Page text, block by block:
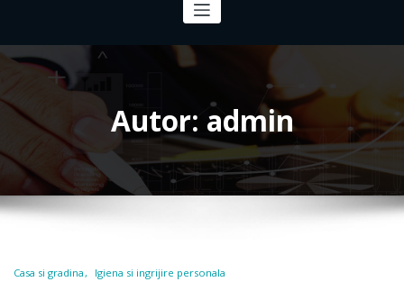
Autor: admin
Casa si gradina Igiena si ingrijire personala